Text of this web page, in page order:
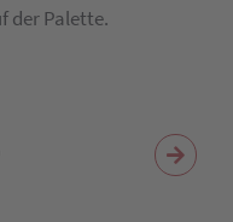
der Palette.